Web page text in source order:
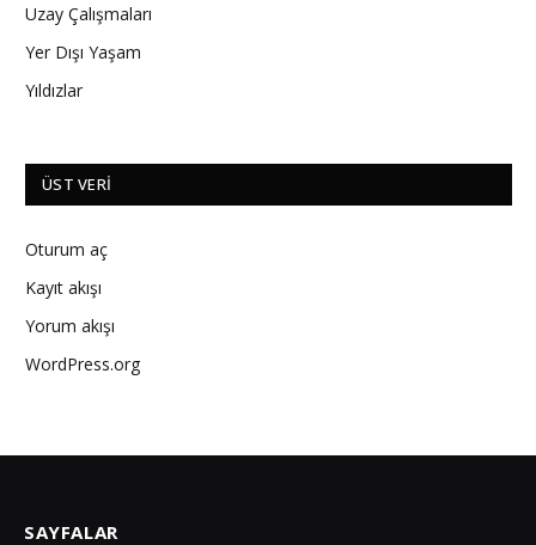
Uzay Çalışmaları
Yer Dışı Yaşam
Yıldızlar
ÜST VERI
Oturum aç
Kayıt akışı
Yorum akışı
WordPress.org
SAYFALAR